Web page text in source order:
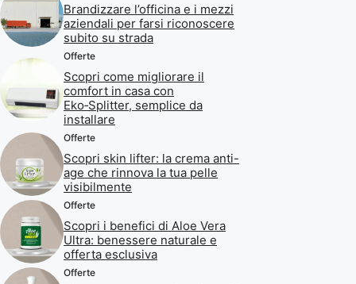
Brandizzare l’officina e i mezzi
aziendali per farsi riconoscere
subito su strada
Offerte
Scopri come migliorare il
comfort in casa con
Eko‑Splitter, semplice da
installare
Offerte
Scopri skin lifter: la crema anti-
age che rinnova la tua pelle
visibilmente
Offerte
Scopri i benefici di Aloe Vera
Ultra: benessere naturale e
offerta esclusiva
Offerte